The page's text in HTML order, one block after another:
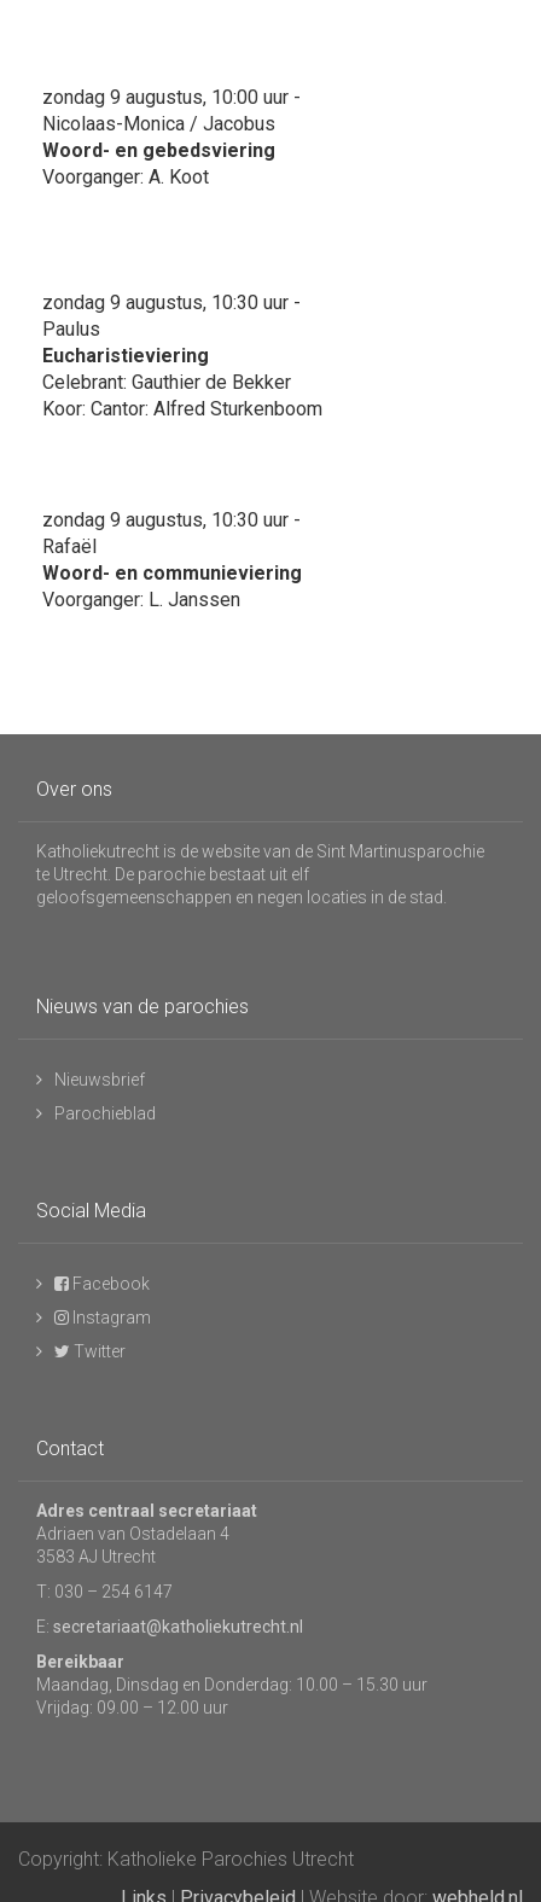
zondag 9 augustus, 10:00 uur -
Nicolaas-Monica / Jacobus
Woord- en gebedsviering
Voorganger: A. Koot
zondag 9 augustus, 10:30 uur -
Paulus
Eucharistieviering
Celebrant: Gauthier de Bekker
Koor: Cantor: Alfred Sturkenboom
zondag 9 augustus, 10:30 uur -
Rafaël
Woord- en communieviering
Voorganger: L. Janssen
Over ons
Katholiekutrecht is de website van de Sint Martinusparochie
te Utrecht. De parochie bestaat uit elf
geloofsgemeenschappen en negen locaties in de stad.
Nieuws van de parochies
Nieuwsbrief
Parochieblad
Social Media
Facebook
Instagram
Twitter
Contact
Adres centraal secretariaat
Adriaen van Ostadelaan 4
3583 AJ Utrecht
T: 030 – 254 6147
E: secretariaat@katholiekutrecht.nl
Bereikbaar
Maandag, Dinsdag en Donderdag: 10.00 – 15.30 uur
Vrijdag: 09.00 – 12.00 uur
Copyright: Katholieke Parochies Utrecht